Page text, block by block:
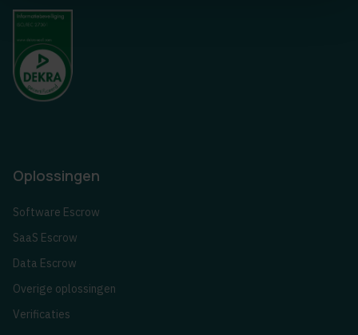
Oplossingen
Software Escrow
SaaS Escrow
Data Escrow
Overige oplossingen
Verificaties